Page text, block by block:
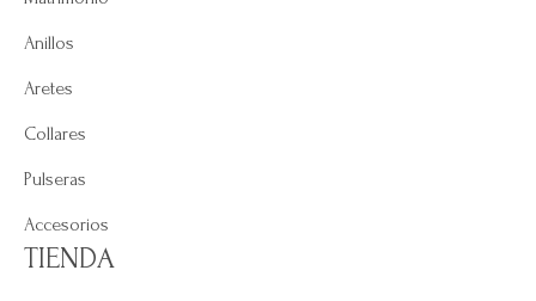
Anillos
Aretes
Collares
Pulseras
Accesorios
TIENDA